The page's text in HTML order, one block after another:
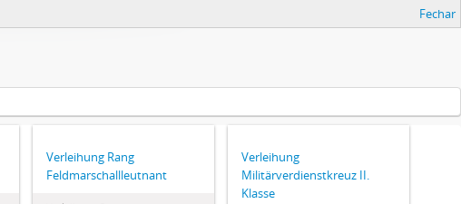
Fechar
Verleihung Rang
Feldmarschallleutnant
Verleihung
Militärverdienstkreuz II.
Klasse